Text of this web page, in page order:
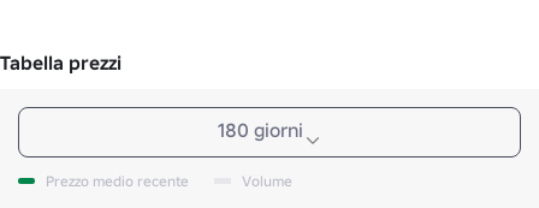
Tabella prezzi
180 giorni
Prezzo medio recente Volume